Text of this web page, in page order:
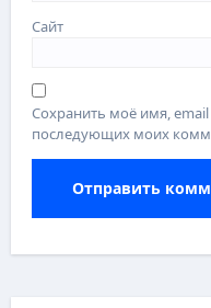
Сайт
Сохранить моё имя, email
последующих моих